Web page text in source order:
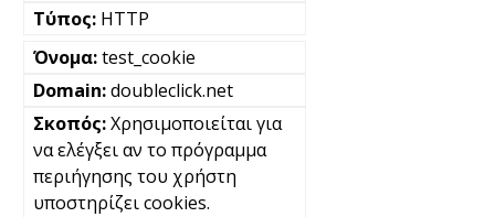
HTTP
test_cookie
doubleclick.net
Χρησιμοποιείται για
να ελέγξει αν το πρόγραμμα
περιήγησης του χρήστη
υποστηρίζει cookies.